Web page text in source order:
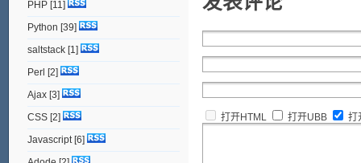
打开HTML 打开UBB 打
PHP[11]
Python [39]
saltstack[1]
Perl [2]
Ajax[3]
CSS[2]
Javascript[6]